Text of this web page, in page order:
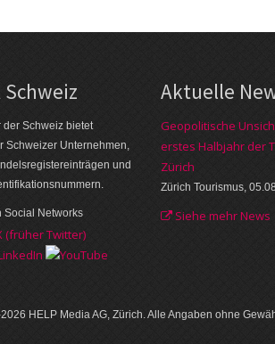
der Schweiz bietet
Schweizer Unternehmen,
und
Social Networks
Aktuelle
Geopolitische
erstes Halbjahr der
Zürich
Zürich Tourismus,
Siehe mehr News
HELP Media AG, Zürich. Alle Angaben ohne